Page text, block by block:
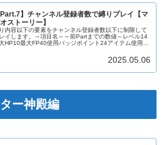
Part.7】チャンネル登録者数で縛りプレイ【マ
ストーリー】
内容以下の要素をチャンネル登録者数以下に制限して
イします。～項目名～～前Partまでの数値～レベル14
HP10最大FP40使用バッジポイント24アイテム使用回
2025.05.06
ー神殿編